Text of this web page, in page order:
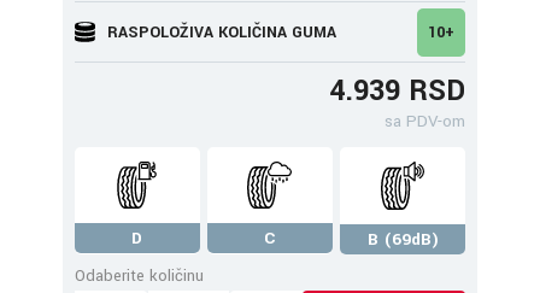
RASPOLOŽIVA KOLIČINA GUMA 10+
4.939 RSD
sa PDV-om
D C
B (69dB)
Odaberite količinu